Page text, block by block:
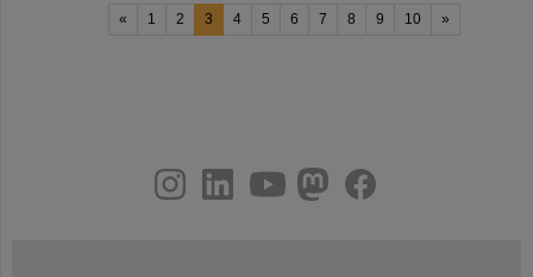
« 1 2 3 4 5 6 7 8 9 10 »
youtubehelmholtz.socialfacebook